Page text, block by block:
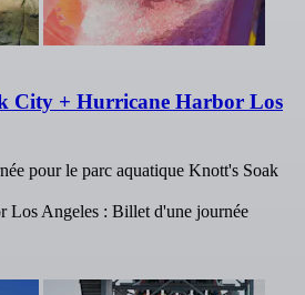
City + Hurricane Harbor Los
pour le parc aquatique Knott's Soak
Los Angeles : Billet d'une journée